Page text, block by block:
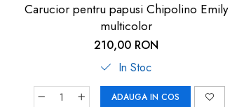
Carucior pentru papusi Chipolino Emily
multicolor
210,00 RON
In Stoc
ADAUGA IN COS